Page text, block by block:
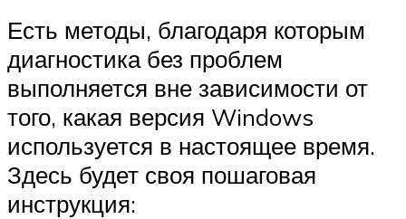
Есть методы, благодаря которым
диагностика без проблем
выполняется вне зависимости от
того, какая версия Windows
используется в настоящее время.
Здесь будет своя пошаговая
инструкция: